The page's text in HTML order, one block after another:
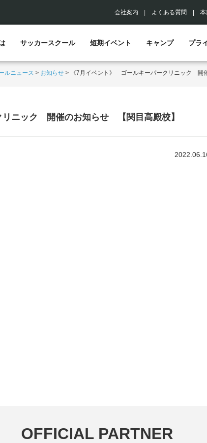
会社案内 よくある質問
サッカースクール 短期イベント キャンプ プラ
ルニュース > お知らせ > 《7月イベント》 ゴールキーパークリニック 開
リニック 開催のお知らせ 【関目高殿校】
OFFICIAL PARTNER